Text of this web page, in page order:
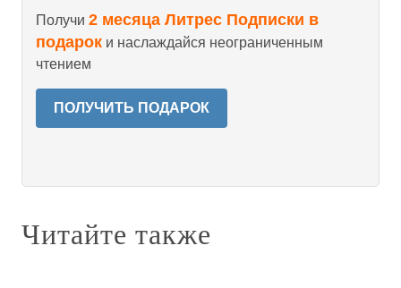
Получи 2 месяца Литрес Подписки в
подарок и наслаждайся неограниченным
чтением
ПОЛУЧИТЬ ПОДАРОК
Читайте также